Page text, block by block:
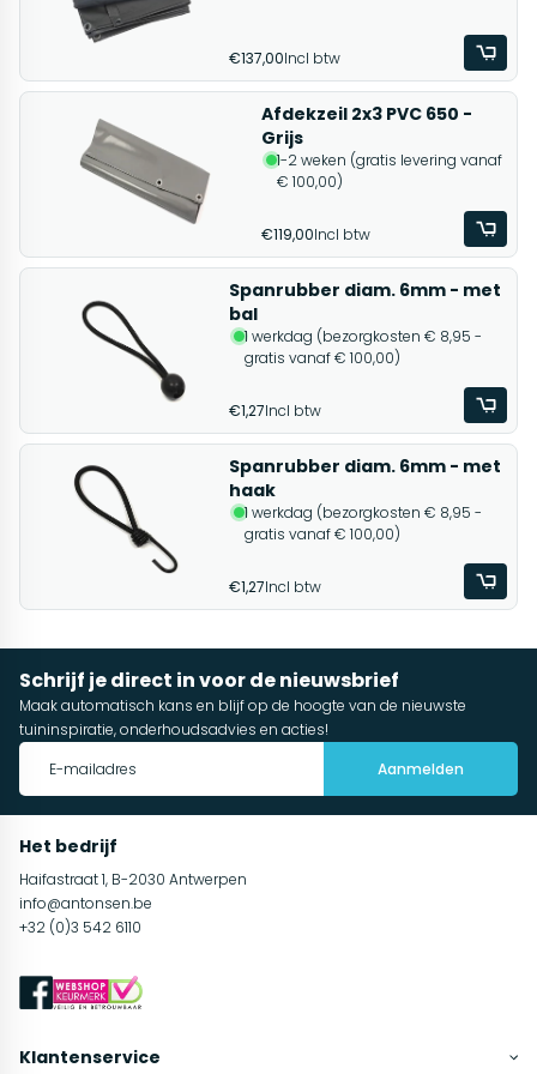
€137,00Incl btw
Afdekzeil 2x3 PVC 650 -
Grijs
1-2 weken (gratis levering vanaf
€ 100,00)
€119,00Incl btw
Spanrubber diam. 6mm - met
bal
1 werkdag (bezorgkosten € 8,95 -
gratis vanaf € 100,00)
€1,27Incl btw
Spanrubber diam. 6mm - met
haak
1 werkdag (bezorgkosten € 8,95 -
gratis vanaf € 100,00)
€1,27Incl btw
Schrijf je direct in voor de nieuwsbrief
Maak automatisch kans en blijf op de hoogte van de nieuwste
tuininspiratie, onderhoudsadvies en acties!
Aanmelden
Het bedrijf
Haifastraat 1, B-2030 Antwerpen
info@antonsen.be
+32 (0)3 542 6110
Klantenservice